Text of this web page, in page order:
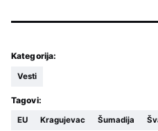
Kategorija:
Vesti
Tagovi:
EU Kragujevac Šumadija